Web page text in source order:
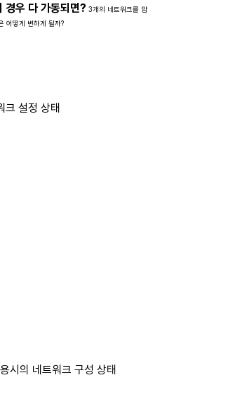
경우 다 가동되면? 3개의 네트워크를 맘
어떻게 변하게 될까?
크 설정 상태
시의 네트워크 구성 상태